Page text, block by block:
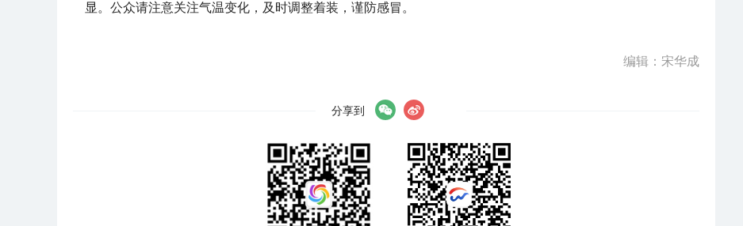
显。公众请注意关注气温变化，及时调整着装，谨防感冒。
编辑：宋华成
分享到